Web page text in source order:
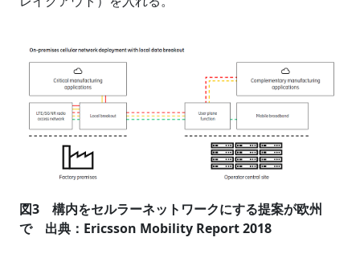
図3 構内をセルラーネットワークにする提案が欧州
で 出典：Ericsson Mobility Report 2018